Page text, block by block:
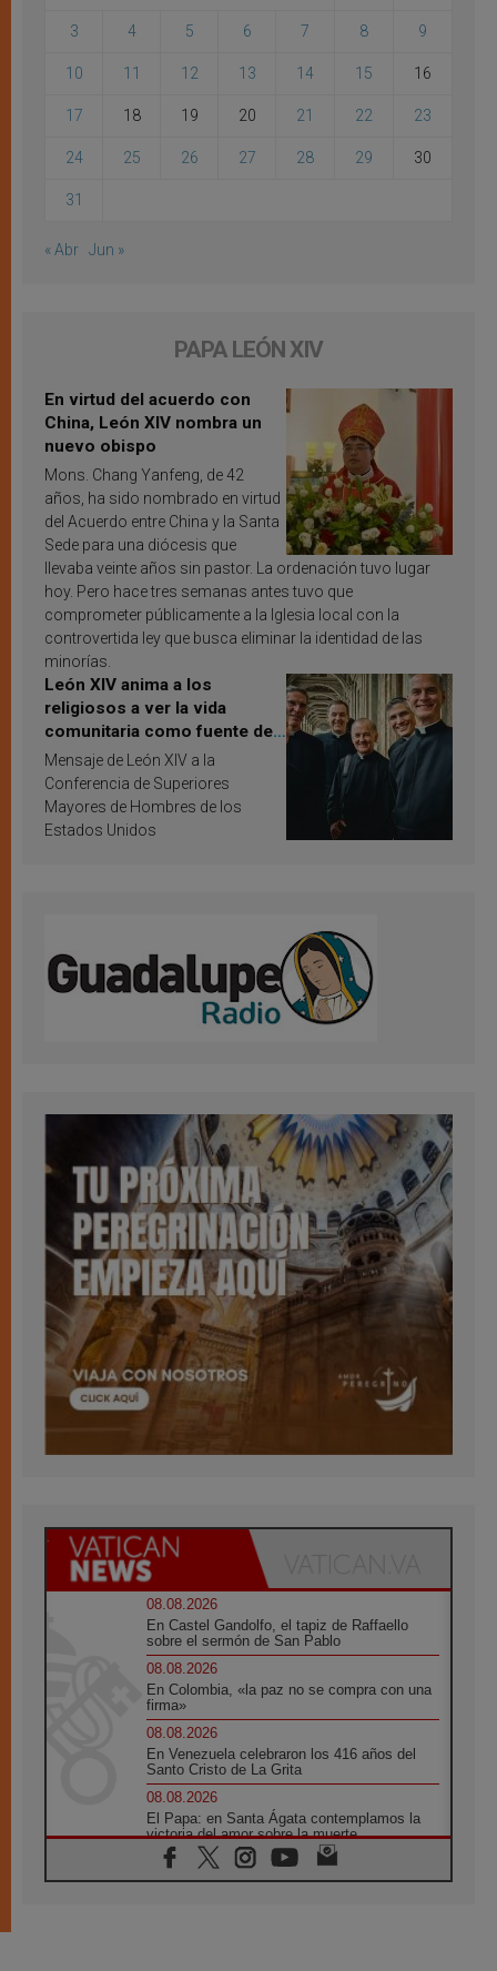
3 4 5 6 7 8 9
10 11 12 13 14 15 16
17 18 19 20 21 22 23
24 25 26 27 28 29 30
31
« Abr Jun »
PAPA LEÓN XIV
En virtud del acuerdo con
China, León XIV nombra un
nuevo obispo
Mons. Chang Yanfeng, de 42
años, ha sido nombrado en virtud
del Acuerdo entre China y la Santa
Sede para una diócesis que
llevaba veinte años sin pastor. La ordenación tuvo lugar
hoy. Pero hace tres semanas antes tuvo que
comprometer públicamente a la Iglesia local con la
controvertida ley que busca eliminar la identidad de las
minorías.
León XIV anima a los
religiosos a ver la vida
comunitaria como fuente de
inspiración y santificación
Mensaje de León XIV a la
Conferencia de Superiores
Mayores de Hombres de los
Estados Unidos
08.08.2026
En Castel Gandolfo, el tapiz de Raffaello
sobre el sermón de San Pablo
08.08.2026
En Colombia, «la paz no se compra con una
firma»
08.08.2026
En Venezuela celebraron los 416 años del
Santo Cristo de La Grita
08.08.2026
El Papa: en Santa Ágata contemplamos la
victoria del amor sobre la muerte
08.08.2026
León XIV visitará el Santuario de la Madre